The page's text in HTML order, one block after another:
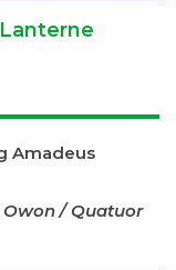
Amadeus
Owon / Quatuor